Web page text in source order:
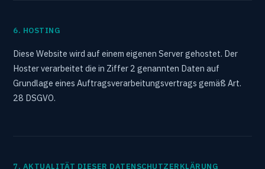
6. HOSTING
Diese Website wird auf einem eigenen Server gehostet. Der
Hoster verarbeitet die in Ziffer 2 genannten Daten auf
Grundlage eines Auftragsverarbeitungsvertrags gemäß Art.
28 DSGVO.
7. AKTUALITÄT DIESER DATENSCHUTZERKLÄRUNG